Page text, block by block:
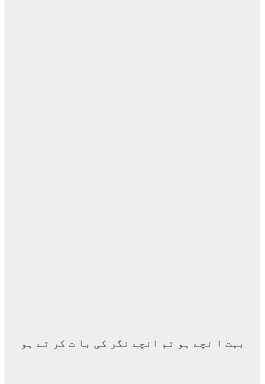
بہت ا نچے ہو تم انچے نگر کی با ت کر تے ہو